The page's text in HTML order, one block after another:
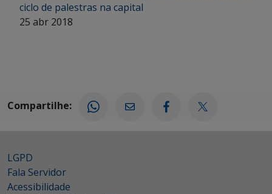
ciclo de palestras na capital
25 abr 2018
Compartilhe:
LGPD
Fala Servidor
Acessibilidade